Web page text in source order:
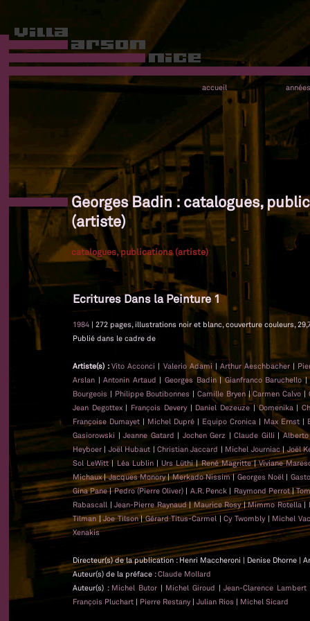
accueil années
Georges Badin : catalogues,
(artiste)
catalogues, publications (artiste)
Ecritures Dans la Peinture 1
1984 | 272 pages, illustrations noir et blanc, couverture couleurs,
Publié dans le cadre de
Artiste(s) :Vito Acconci | Valerio Adami| Arthur Aeschbacher|
Arslan |Antonin Artaud | Georges Badin|Gianfranco Baruchello|
Bourgeois | Philippe Boutibonnes | Camille Bryen|Carmen Calvo |
Jean Degottex| François Devery| Daniel Dezeuze|Domenika |
Françoise Dumayet | Michel Dupré | Equipo Cronica | Max Ernst |
Gasiorowski |Jeanne Gatard | Jochen Gerz |Claude Gilli |Alberto
Heyboer | Joël Hubaut |Christian Jaccard | Michel Journiac|Joël
Sol LeWitt| Léa Lublin| Urs Lüthi|René Magritte|Viviane
Michaux|Jacques Monory|Merkado Nissim|Georges Noël |
Gina Pane|Pedro (Pierre Oliver) | A.R. Penck | Raymond Perrot|
Rabascall |Jean-Pierre Raynaud|Maurice Rosy|Mimmo Rotella|
Tilman|Joe Tilson|Gérard Titus-Carmel |Cy Twombly| Michel
Xenakis
Directeur(s) de la publication : Henri Maccheroni | Denise Dhorne |
Auteur(s) de la préface :Claude Mollard
Auteur(s) : Michel Butor | Michel Giroud |Jean-Clarence Lambert
François Pluchart | Pierre Restany | Julian Rios | Michel Sicard